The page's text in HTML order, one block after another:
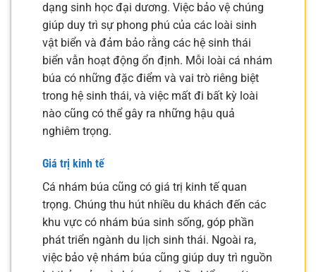
dạng sinh học đại dương. Việc bảo vệ chúng
giúp duy trì sự phong phú của các loài sinh
vật biển và đảm bảo rằng các hệ sinh thái
biển vẫn hoạt động ổn định. Mỗi loài cá nhám
búa có những đặc điểm và vai trò riêng biệt
trong hệ sinh thái, và việc mất đi bất kỳ loài
nào cũng có thể gây ra những hậu quả
nghiêm trọng.
Giá trị kinh tế
Cá nhám búa cũng có giá trị kinh tế quan
trọng. Chúng thu hút nhiều du khách đến các
khu vực có nhám búa sinh sống, góp phần
phát triển ngành du lịch sinh thái. Ngoài ra,
việc bảo vệ nhám búa cũng giúp duy trì nguồn